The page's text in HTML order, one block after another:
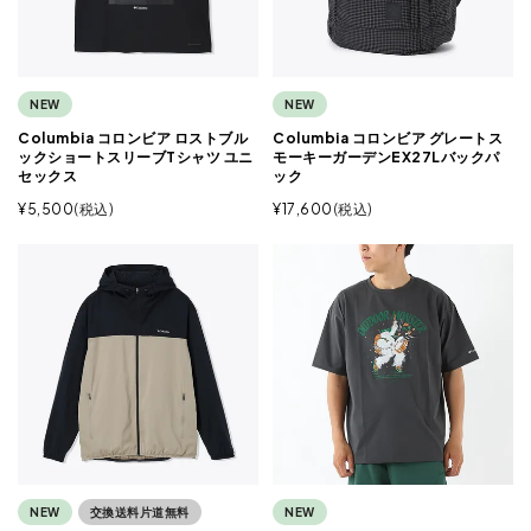
NEW
Columbia コロンビア ロストブル
ックショートスリーブTシャツ ユニ
セックス
¥5,500 税込
NEW
Columbia コロンビア グレートス
モーキーガーデンEX27Lバックパ
ック
¥17,600 税込
NEW 交換送料片道無料 NEW